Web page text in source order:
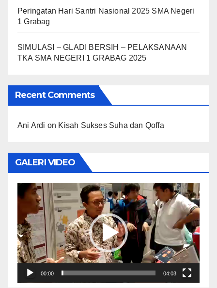
Peringatan Hari Santri Nasional 2025 SMA Negeri
1 Grabag
SIMULASI – GLADI BERSIH – PELAKSANAAN
TKA SMA NEGERI 1 GRABAG 2025
Recent Comments
Ani Ardi on Kisah Sukses Suha dan Qoffa
GALERI VIDEO
Video
Player
00:00 04:03